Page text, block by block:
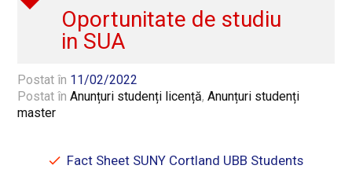
Oportunitate de studiu
in SUA
Postat în 11/02/2022
Postat înAnunțuri studenți licență,Anunțuri studenți
master
Fact Sheet SUNY Cortland UBB Students